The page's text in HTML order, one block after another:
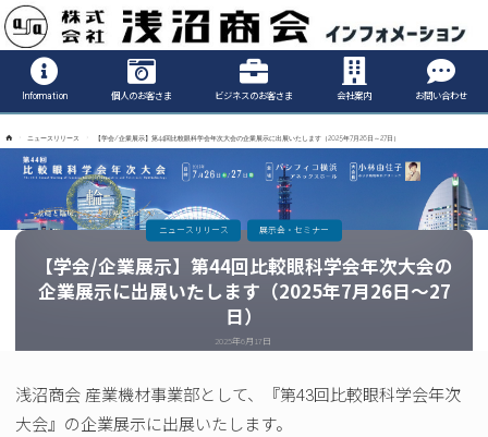
Information
Information 個人のお客さま ビジネスのお客さま 会社案内 お問い合わせ
ニュースリリース 【学会/企業展示】第44回比較眼科学会年次大会の企業展示に出展いたします（2025年7月26日～27日）
【学会/企業展示】第44回比較眼科学会年次大会の
企業展示に出展いたします（2025年7月26日～27
日）
2025年6月17日
ニュースリリース 展示会・セミナー
浅沼商会 産業機材事業部として、『第43回比較眼科学会年次
大会』の企業展示に出展いたします。